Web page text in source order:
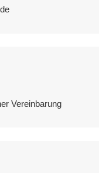
Vereinbarung